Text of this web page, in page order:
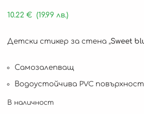
10.22 € (19.99 лв.)
Детски стикер за стена „Sweet
Самозалепващ
Водоустойчива PVC повърхност
В наличност